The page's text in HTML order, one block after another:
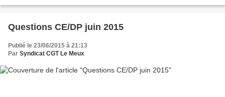
Questions CE/DP juin 2015
Publié le 23/06/2015 à 21:13
Par Syndicat CGT Le Meux